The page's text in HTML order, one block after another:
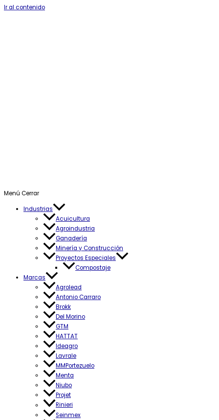
Ir al contenido
Menú Cerrar
Industrias
Acuicultura
Agroindustria
Ganadería
Minería y Construcción
Proyectos Especiales
Compostaje
Marcas
Agrolead
Antonio Carraro
Brokk
Del Morino
GTM
HATTAT
Ideagro
Lavrale
MMPortezuelo
Menta
Niubo
Projet
Rinieri
Seinmex